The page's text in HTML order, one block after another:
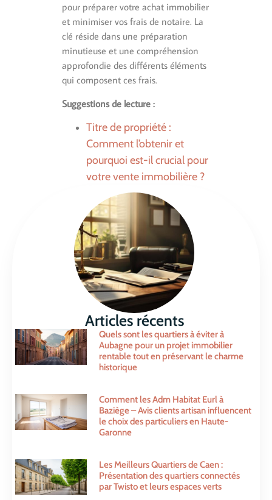
pour préparer votre achat immobilier
et minimiser vos frais de notaire. La
clé réside dans une préparation
minutieuse et une compréhension
approfondie des différents éléments
qui composent ces frais.
Suggestions de lecture :
Titre de propriété :
Comment l’obtenir et
pourquoi est-il crucial pour
votre vente immobilière ?
Articles récents
Quels sont les quartiers à éviter à
Aubagne pour un projet immobilier
rentable tout en préservant le charme
historique
Comment les Adm Habitat Eurl à
Baziège – Avis clients artisan influencent
le choix des particuliers en Haute-
Garonne
Les Meilleurs Quartiers de Caen :
Présentation des quartiers connectés
par Twisto et leurs espaces verts